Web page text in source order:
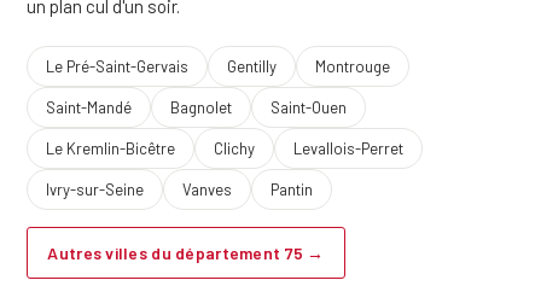
un plan cul d'un soir.
Le Pré-Saint-Gervais Gentilly Montrouge
Saint-Mandé Bagnolet Saint-Ouen
Le Kremlin-Bicêtre Clichy Levallois-Perret
Ivry-sur-Seine Vanves Pantin
Autres villes du département 75 →